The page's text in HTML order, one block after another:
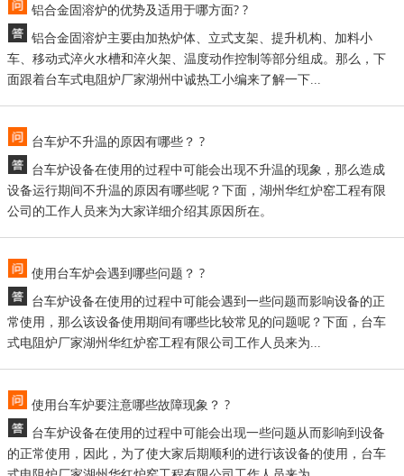
铝合金固溶炉的优势及适用于哪方面? ?
铝合金固溶炉主要由加热炉体、立式支架、提升机构、加料小
车、移动式淬火水槽和淬火架、温度动作控制等部分组成。那么，下
面跟着台车式电阻炉厂家湖州中诚热工小编来了解一下...
台车炉不升温的原因有哪些？ ?
台车炉设备在使用的过程中可能会出现不升温的现象，那么造成
设备运行期间不升温的原因有哪些呢？下面，湖州华红炉窑工程有限
公司的工作人员来为大家详细介绍其原因所在。
使用台车炉会遇到哪些问题？ ?
台车炉设备在使用的过程中可能会遇到一些问题而影响设备的正
常使用，那么该设备使用期间有哪些比较常见的问题呢？下面，台车
式电阻炉厂家湖州华红炉窑工程有限公司工作人员来为...
使用台车炉要注意哪些故障现象？ ?
台车炉设备在使用的过程中可能会出现一些问题从而影响到设备
的正常使用，因此，为了使大家后期顺利的进行该设备的使用，台车